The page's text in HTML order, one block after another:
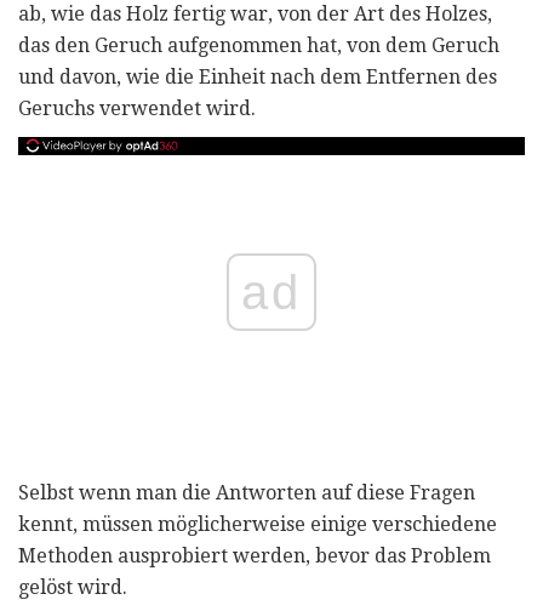
ab, wie das Holz fertig war, von der Art des Holzes,
das den Geruch aufgenommen hat, von dem Geruch
und davon, wie die Einheit nach dem Entfernen des
Geruchs verwendet wird.
ad
Selbst wenn man die Antworten auf diese Fragen
kennt, müssen möglicherweise einige verschiedene
Methoden ausprobiert werden, bevor das Problem
gelöst wird.